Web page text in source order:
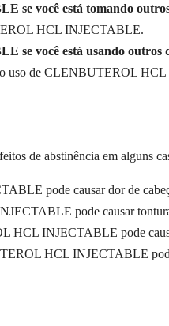
se você está tomando
HCL INJECTABLE.
você está usando outros
o uso de CLENBUTEROL
de abstinência em alguns
pode causar dor de
pode causar
HCL INJECTABLE pode
HCL INJECTABLE pode